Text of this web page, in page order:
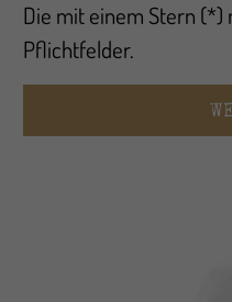
Die mit einem Stern (*)
Pflichtfelder.